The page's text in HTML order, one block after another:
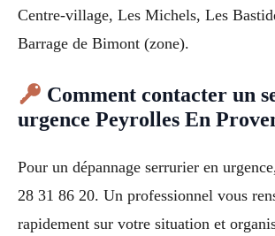
Centre-village, Les Michels, Les
Barrage de Bimont (zone).
Comment contacter un
urgence Peyrolles En
Pour un dépannage serrurier en
28 31 86 20. Un professionnel vous
rapidement sur votre situation et